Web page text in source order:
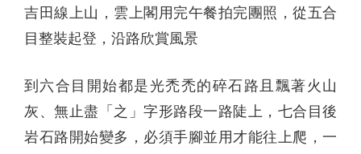
吉田線上山，雲上閣用完午餐拍完團照，從五合
目整裝起登，沿路欣賞風景
到六合目開始都是光禿禿的碎石路且飄著火山
灰、無止盡「之」字形路段一路陡上，七合目後
岩石路開始變多，必須手腳並用才能往上爬，一